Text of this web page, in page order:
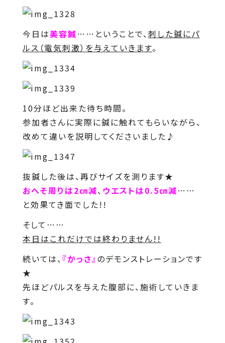
今日は美容鍼……ということで、刺した鍼にパ
ルス（電気刺激）を与えていきます。
10分ほど出来た待ち時間。
参加者さんに実際に鍼に触れてもらいながら、
改めて違いを説明してくださいました♪
抜鍼した後は、再びサイズを測ります★
おへそ周りは2㎝減、 ウエストは0.5㎝減……
と効果てき面でした!!
そして……
本日はこれだけでは終わりません!!
続いては、 『かっさ』 のデモンストレーションです
★
先ほどパルスを与えた腹部に、施術していきま
す。